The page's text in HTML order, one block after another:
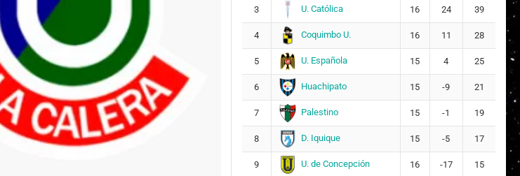
3 U. Católica 16 24 39
4 Coquimbo U. 16 11 28
5 U. Española 15 4 25
6 Huachipato 15 -9 21
7 Palestino 15 -1 19
8 D. Iquique 15 -5 17
9 U. de Concepción 16 -17 15